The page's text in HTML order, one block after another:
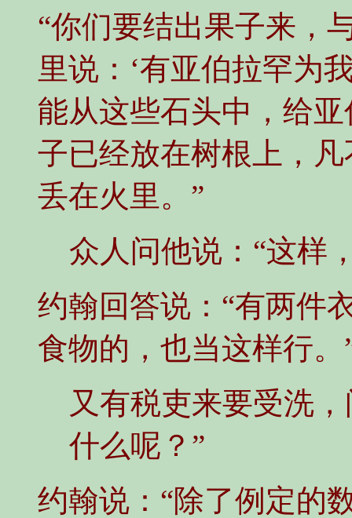
“你们要结出果子来，
里说：‘有亚伯拉罕为
能从这些石头中，给
子已经放在树根上，
丢在火里。”
众人问他说：“这样
约翰回答说：“有两件
食物的，也当这样行。
又有税吏来要受洗
什么呢？”
约翰说：“除了例定的